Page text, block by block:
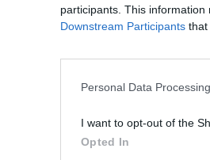
participants. This
Downstream Participants that
Personal Data
I want to opt-out of the
Opted In